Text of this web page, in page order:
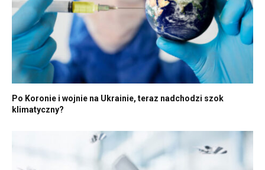
Po Koronie i wojnie na Ukrainie, teraz nadchodzi szok
klimatyczny?